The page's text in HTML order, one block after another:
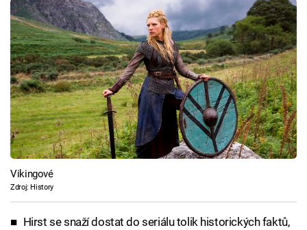
Vikingové
Zdroj: History
Hirst se snaží dostat do seriálu tolik historických faktů,